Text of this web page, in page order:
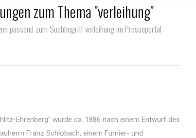
zum Thema "verleihung"
passend zum Suchbegriff verleihung im Presseportal
Ehrenberg" wurde ca. 1886 nach einem Entwurf des
Franz Schlobach, einem Furnier- und